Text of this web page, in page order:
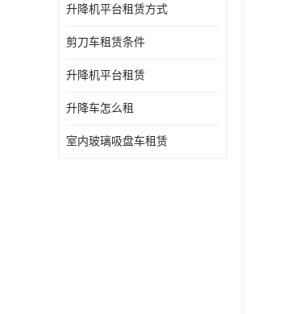
升降机平台租赁方式
剪刀车租赁条件
升降机平台租赁
升降车怎么租
室内玻璃吸盘车租赁